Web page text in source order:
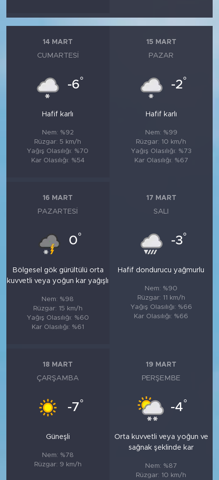
14 MART
CUMARTESI
-6°
Hafif karlı
Nem: %92
Rüzgar: 5 km/h
Yağış Olasılığı: %70
Kar Olasılığı: %54
15 MART
PAZAR
-2°
Hafif karlı
Nem: %99
Rüzgar: 10 km/h
Yağış Olasılığı: %73
Kar Olasılığı: %67
16 MART
PAZARTESI
0°
Bölgesel gök gürültülü orta
kuvvetli veya yoğun kar yağışlı
Nem: %98
Rüzgar: 15 km/h
Yağış Olasılığı: %60
Kar Olasılığı: %61
17 MART
SALI
-3°
Hafif dondurucu yağmurlu
Nem: %90
Rüzgar: 11 km/h
Yağış Olasılığı: %66
Kar Olasılığı: %66
18 MART
ÇARŞAMBA
-7°
Güneşli
Nem: %78
Rüzgar: 9 km/h
19 MART
PERŞEMBE
-4°
Orta kuvvetli veya yoğun ve
sağnak şeklinde kar
Nem: %87
Rüzgar: 10 km/h